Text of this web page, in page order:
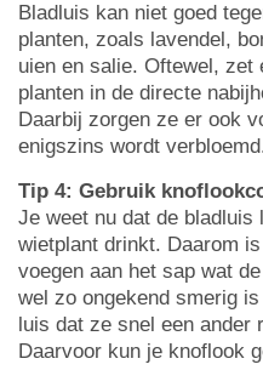
Bladluis kan niet goed
planten, zoals lavendel,
uien en salie. Oftewel, zet
planten in de directe
Daarbij zorgen ze er ook
enigszins wordt
Tip 4: Gebruik
Je weet nu dat de
wietplant drinkt. Daarom
voegen aan het sap wat
wel zo ongekend smerig
luis dat ze snel een ander
Daarvoor kun je knoflook